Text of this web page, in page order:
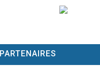
PARTENAIRES